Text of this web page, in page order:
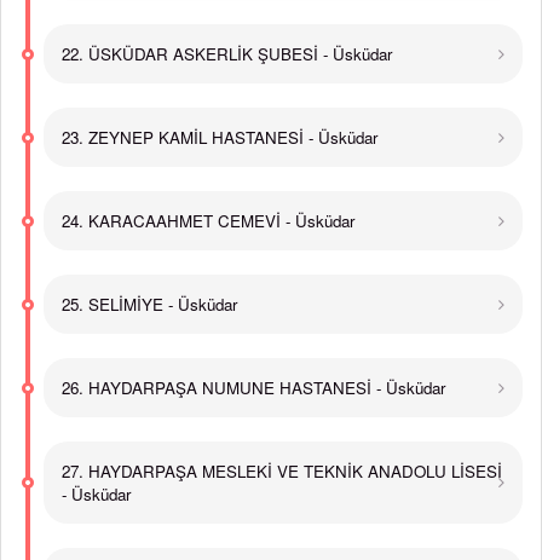
22. ÜSKÜDAR ASKERLİK ŞUBESİ - Üsküdar
23. ZEYNEP KAMİL HASTANESİ - Üsküdar
24. KARACAAHMET CEMEVİ - Üsküdar
25. SELİMİYE - Üsküdar
26. HAYDARPAŞA NUMUNE HASTANESİ - Üsküdar
27. HAYDARPAŞA MESLEKİ VE TEKNİK ANADOLU LİSESİ
- Üsküdar